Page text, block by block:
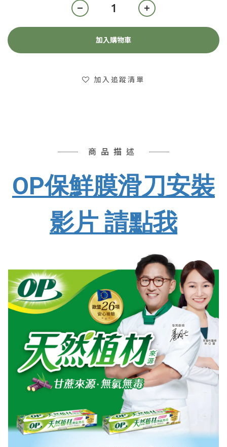
加入購物車
加入追蹤清單
商品描述
OP保鮮膜滑刀安裝
影片 請點我